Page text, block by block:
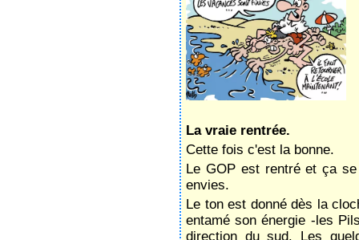
La vraie rentrée.
Cette fois c'est la bonne.
Le GOP est rentré et ça
envies.
Le ton est donné dès la
entamé son énergie -les
direction du sud. Les